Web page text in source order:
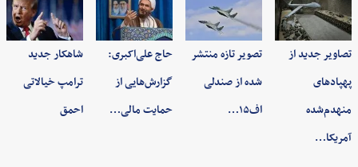
تصاویر جدید از
پهپادهای
منهدم‌شده
آمریکا…
تصویر تازه منتشر
شده از صندلی
اف۱۵…
حاج علی‌اکبری:
گزارش‌هایی از
حمایت مالی…
شاهکار جدید
ترامپ خیالاتی
احمق